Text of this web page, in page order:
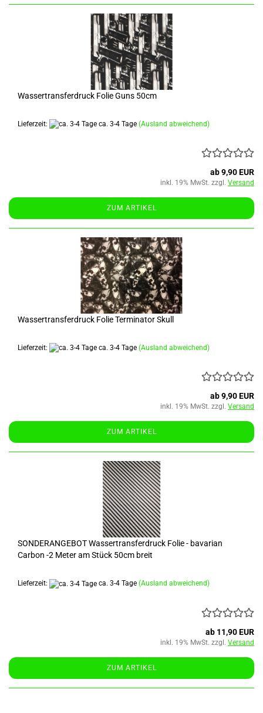
Wassertransferdruck Folie Guns 50cm
Lieferzeit: ca. 3-4 Tage (Ausland abweichend)
ab 9,90 EUR
inkl. 19% MwSt. zzgl. Versand
ZUM ARTIKEL
Wassertransferdruck Folie Terminator Skull
Lieferzeit: ca. 3-4 Tage (Ausland abweichend)
ab 9,90 EUR
inkl. 19% MwSt. zzgl. Versand
ZUM ARTIKEL
SONDERANGEBOT Wassertransferdruck Folie - bavarian
Carbon -2 Meter am Stück 50cm breit
Lieferzeit: ca. 3-4 Tage (Ausland abweichend)
ab 11,90 EUR
inkl. 19% MwSt. zzgl. Versand
ZUM ARTIKEL